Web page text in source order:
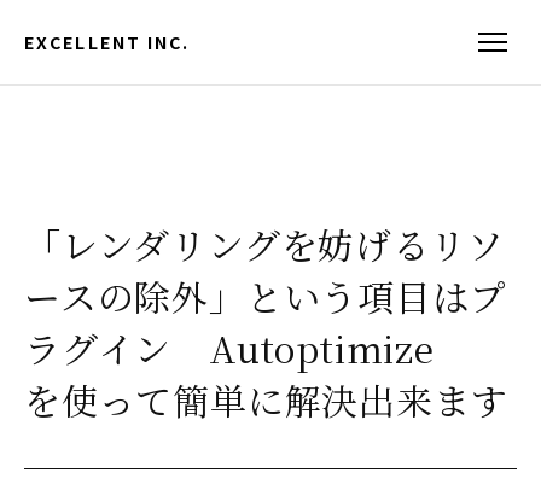
EXCELLENT INC.
「レンダリングを妨げるリソ
ースの除外」という項目はプ
ラグイン Autoptimize
を使って簡単に解決出来ます